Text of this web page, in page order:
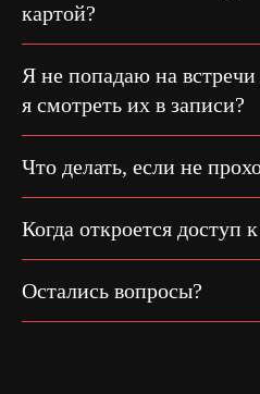
картой?
Я не попадаю на
я смотреть их в записи?
Что делать, если не
Когда откроется доступ
Остались вопросы?